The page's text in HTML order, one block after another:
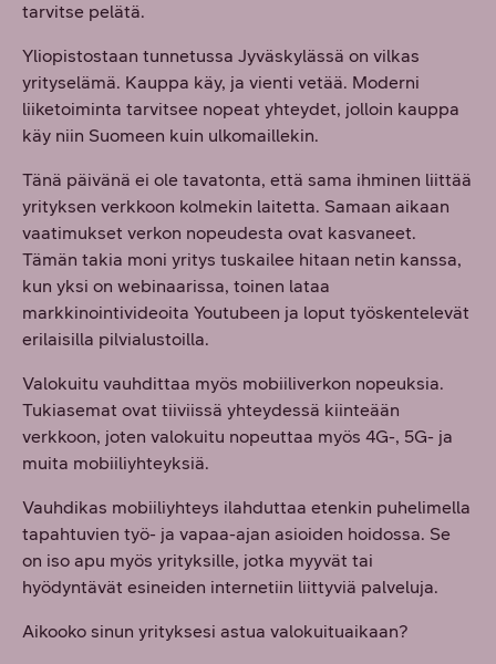
tarvitse pelätä.
Yliopistostaan tunnetussa Jyväskylässä on vilkas
yrityselämä. Kauppa käy, ja vienti vetää. Moderni
liiketoiminta tarvitsee nopeat yhteydet, jolloin kauppa
käy niin Suomeen kuin ulkomaillekin.
Tänä päivänä ei ole tavatonta, että sama ihminen liittää
yrityksen verkkoon kolmekin laitetta. Samaan aikaan
vaatimukset verkon nopeudesta ovat kasvaneet.
Tämän takia moni yritys tuskailee hitaan netin kanssa,
kun yksi on webinaarissa, toinen lataa
markkinointivideoita Youtubeen ja loput työskentelevät
erilaisilla pilvialustoilla.
Valokuitu vauhdittaa myös mobiiliverkon nopeuksia.
Tukiasemat ovat tiiviissä yhteydessä kiinteään
verkkoon, joten valokuitu nopeuttaa myös 4G-, 5G- ja
muita mobiiliyhteyksiä.
Vauhdikas mobiiliyhteys ilahduttaa etenkin puhelimella
tapahtuvien työ- ja vapaa-ajan asioiden hoidossa. Se
on iso apu myös yrityksille, jotka myyvät tai
hyödyntävät esineiden internetiin liittyviä palveluja.
Aikooko sinun yrityksesi astua valokuituaikaan?